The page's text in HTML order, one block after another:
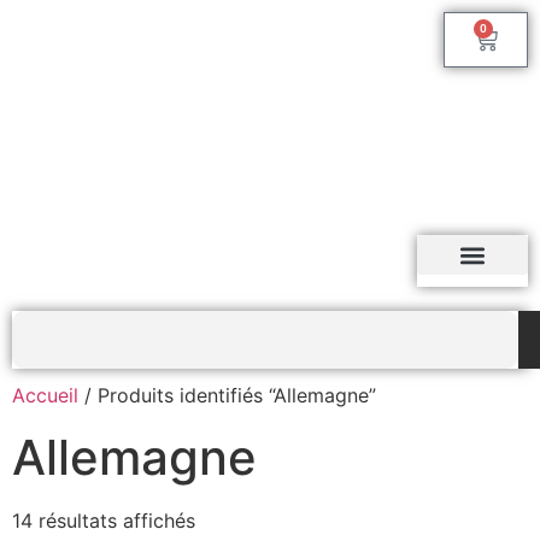
0
Accueil / Produits identifiés “Allemagne”
Allemagne
14 résultats affichés